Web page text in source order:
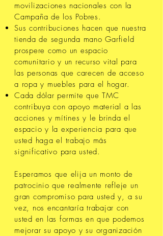
movilizaciones nacionales con la
Campaña de los Pobres.
Sus contribuciones hacen que nuestra
tienda de segunda mano Garfield
prospere como un espacio
comunitario y un recurso vital para
las personas que carecen de acceso
a ropa y muebles para el hogar.
Cada dólar permite que TMC
contribuya con apoyo material a las
acciones y mítines y le brinda el
espacio y la experiencia para que
usted haga el trabajo más
significativo para usted.
Esperamos que elija un monto de
patrocinio que realmente refleje un
gran compromiso para usted y, a su
vez, nos encantaría trabajar con
usted en las formas en que podemos
mejorar su apoyo y su organización